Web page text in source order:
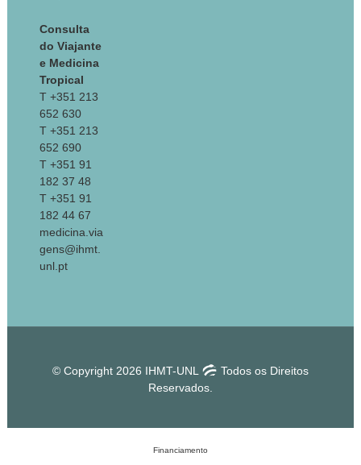
Consulta
do Viajante
e Medicina
Tropical
T +351 213
652 630
T +351 213
652 690
T +351 91
182 37 48
T +351 91
182 44 67
medicina.via
gens@ihmt.
unl.pt
© Copyright 2026 IHMT-UNL
Todos os Direitos
Reservados.
Financiamento